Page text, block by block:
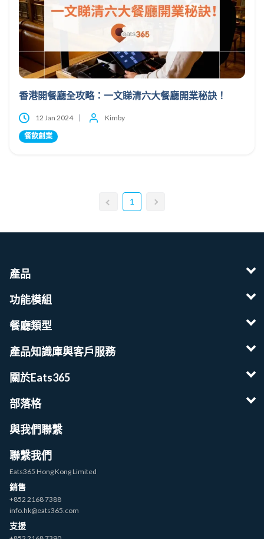
香港開餐廳全攻略：一文睇清六大餐廳開業秘訣！
12 Jan 2024 Kimby
餐飲創業
1
產品
功能模組
餐廳類型
產品知識庫與客戶服務
關於Eats365
部落格
與我們聯繫
聯繫我們
Eats365 Hong Kong Limited
銷售
+852 2168 7388
info.hk@eats365.com
支援